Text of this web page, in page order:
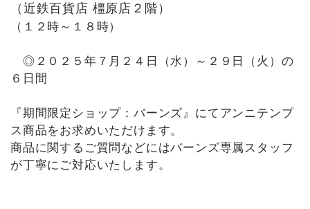
（近鉄百貨店 橿原店２階）
（１２時～１８時）
◎２０２５年７月２４日（水）～２９日（火）の
６日間
『期間限定ショップ：バーンズ』にてアンニテンプ
ス商品をお求めいただけます。
商品に関するご質問などにはバーンズ専属スタッフ
が丁寧にご対応いたします。